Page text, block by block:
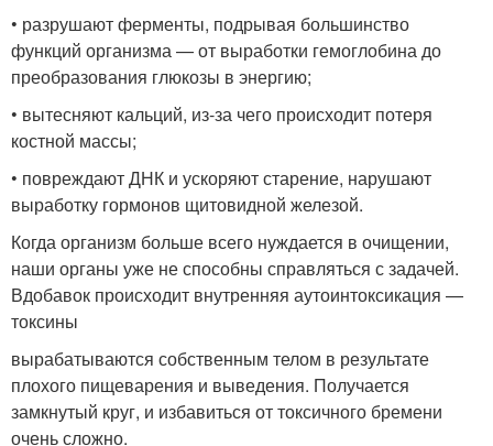
• разрушают ферменты, подрывая большинство
функций организма — от выработки гемоглобина до
преобразования глюкозы в энергию;
• вытесняют кальций, из-за чего происходит потеря
костной массы;
• повреждают ДНК и ускоряют старение, нарушают
выработку гормонов щитовидной железой.
Когда организм больше всего нуждается в очищении,
наши органы уже не способны справляться с задачей.
Вдобавок происходит внутренняя аутоинтоксикация —
токсины
вырабатываются собственным телом в результате
плохого пищеварения и выведения. Получается
замкнутый круг, и избавиться от токсичного бремени
очень сложно.